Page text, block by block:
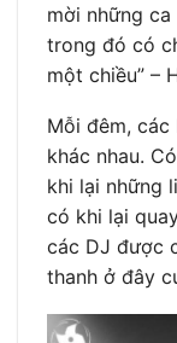
mời những
trong đó có
một chiều” –
Mỗi đêm, các
khác nhau.
khi lại những
có khi lại
các DJ được
thanh ở đây